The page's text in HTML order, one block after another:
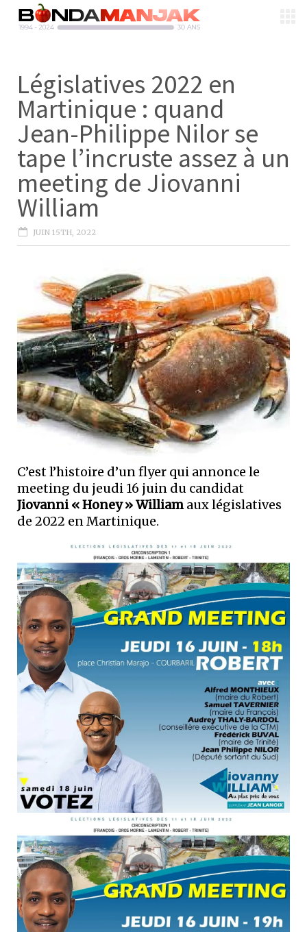
Législatives 2022 en
Martinique : quand
Jean-Philippe Nilor se
tape l’incruste assez à un
meeting de Jiovanni
William
JUIN 15TH, 2022
C’est l’histoire d’un flyer qui annonce le
meeting du jeudi 16 juin du candidat
Jiovanni « Honey » Williamaux législatives
de 2022 en Martinique.